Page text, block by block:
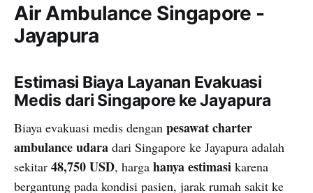
Air Ambulance Singapore -
Jayapura
Estimasi Biaya Layanan Evakuasi
Medis dari Singapore ke Jayapura
Biaya evakuasi medis dengan pesawat charter
ambulance udara dari Singapore ke Jayapura adalah
sekitar 48,750 USD, harga hanya estimasi karena
bergantung pada kondisi pasien, jarak rumah sakit ke